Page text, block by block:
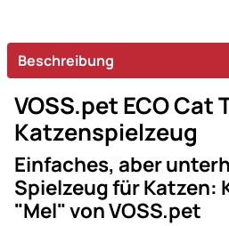
Beschreibung
VOSS.pet ECO Cat
Katzenspielzeug
Einfaches, aber
Spielzeug für Katzen:
"Mel" von VOSS.pet